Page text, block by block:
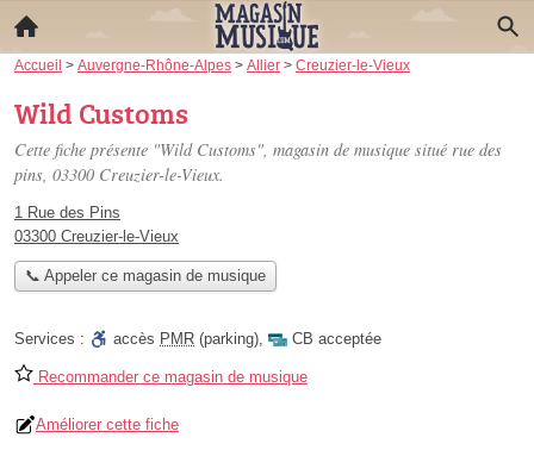
Accueil > Auvergne-Rhône-Alpes > Allier > Creuzier-le-Vieux
Wild Customs
Cette fiche présente "Wild Customs", magasin de musique situé rue des
pins, 03300 Creuzier-le-Vieux.
1 Rue des Pins
03300 Creuzier-le-Vieux
📞 Appeler ce magasin de musique
Services : accès PMR (parking), CB acceptée
Recommander ce magasin de musique
Améliorer cette fiche